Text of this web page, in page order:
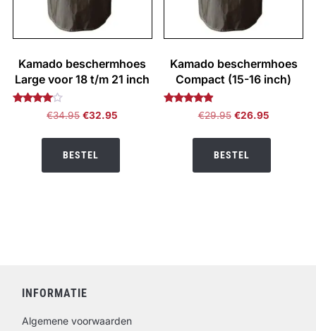
Kamado beschermhoes
Large voor 18 t/m 21 inch
Gewaardeerd
€34.95 Oorspronkelijke
€32.95
BESTEL
Kamado beschermhoes
Compact (15-16 inch)
Gewaardeerd
€29.95 Oorspronkelijke
€26.95Huidige
BESTEL
INFORMATIE
Algemene voorwaarden